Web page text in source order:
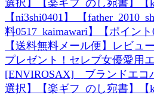
【送料無料メール便】レビュ
プレゼント！セレブ女優愛用
[ENVIROSAX] ブランドエコ
選択】【楽ギフ_のし宛書】【